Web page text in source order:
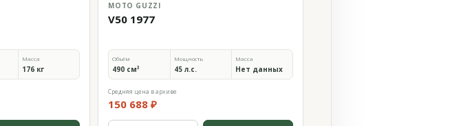
Масса
176 кг
MOTO GUZZI
V50 1977
Объём
490 см³
Мощность
45 л.с.
Масса
Нет данных
Средняя цена в архиве
150 688 ₽